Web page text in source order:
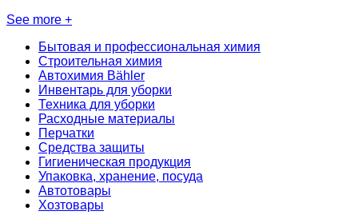
See more +
Бытовая и профессиональная химия
Строительная химия
Автохимия Bähler
Инвентарь для уборки
Техника для уборки
Расходные материалы
Перчатки
Средства защиты
Гигиеническая продукция
Упаковка, хранение, посуда
Автотовары
Хозтовары